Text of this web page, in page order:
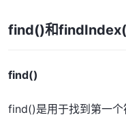
find()和
find()
find()是用于找到第一